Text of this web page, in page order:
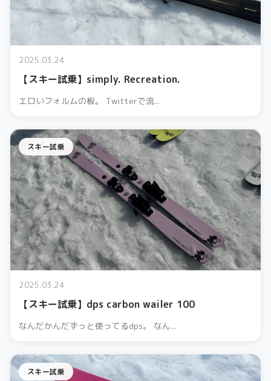
2025.03.24
【スキー試乗】simply. Recreation.
エロいフォルムの板。 Twitterで流...
スキー試乗
2025.03.24
【スキー試乗】dps carbon wailer 100
なんだかんだずっと使ってるdps。 なん...
スキー試乗